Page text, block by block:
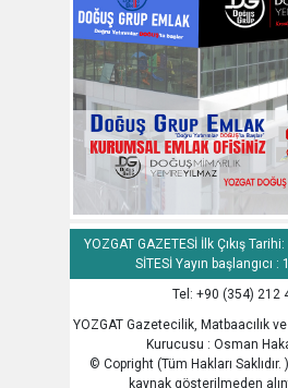
YOZGAT GAZETESİ İlk Çıkış
SİTESİ Yayın başlangıcı
Tel: +90 (354) 212
YOZGAT Gazetecilik, Matbaacılık
Kurucusu : Osman
© Copright (Tüm Hakları
kaynak gösterilmeden